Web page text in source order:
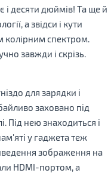
і десяти дюймів! Та ще й
а звідси і кути
колірним спектром.
завжди і скрізь.
для зарядки і
заховано під
Під нею знаходиться і
у гаджета теж
зображення на
HDMI-портом, а